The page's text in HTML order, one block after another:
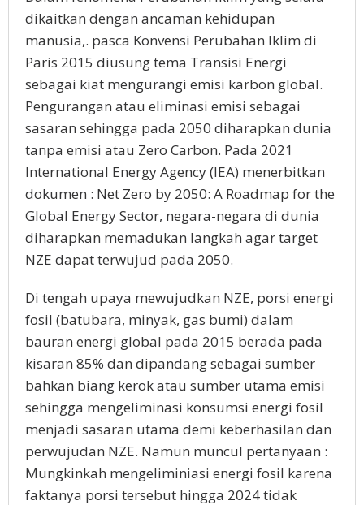
dikaitkan dengan ancaman kehidupan
manusia,. pasca Konvensi Perubahan Iklim di
Paris 2015 diusung tema Transisi Energi
sebagai kiat mengurangi emisi karbon global.
Pengurangan atau eliminasi emisi sebagai
sasaran sehingga pada 2050 diharapkan dunia
tanpa emisi atau Zero Carbon. Pada 2021
International Energy Agency (IEA) menerbitkan
dokumen : Net Zero by 2050: A Roadmap for the
Global Energy Sector, negara-negara di dunia
diharapkan memadukan langkah agar target
NZE dapat terwujud pada 2050.
Di tengah upaya mewujudkan NZE, porsi energi
fosil (batubara, minyak, gas bumi) dalam
bauran energi global pada 2015 berada pada
kisaran 85% dan dipandang sebagai sumber
bahkan biang kerok atau sumber utama emisi
sehingga mengeliminasi konsumsi energi fosil
menjadi sasaran utama demi keberhasilan dan
perwujudan NZE. Namun muncul pertanyaan :
Mungkinkah mengeliminiasi energi fosil karena
faktanya porsi tersebut hingga 2024 tidak